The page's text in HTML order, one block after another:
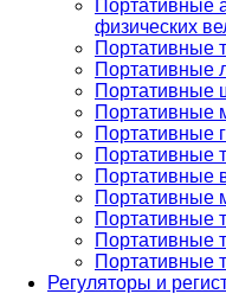
Портативные
физических
Портативные
Портативные
Портативные
Портативные
Портативные
Портативные
Портативные
Портативные
Портативные
Портативные
Портативные
Регуляторы и